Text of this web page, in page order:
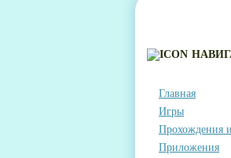
Главная
Игры
Прохождения
Приложения